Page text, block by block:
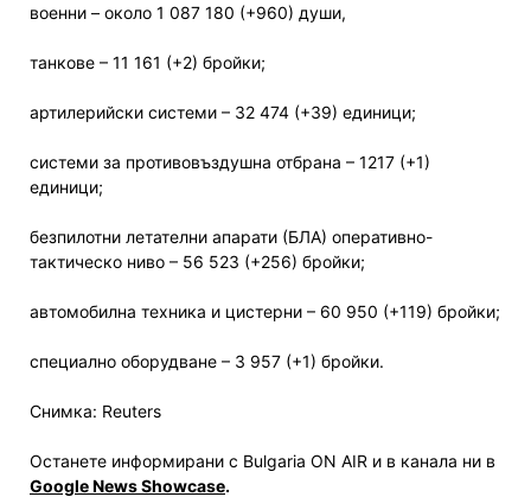
военни – около 1 087 180 (+960) души,
танкове – 11 161 (+2) бройки;
артилерийски системи – 32 474 (+39) единици;
системи за противовъздушна отбрана – 1217 (+1)
единици;
безпилотни летателни апарати (БЛА) оперативно-
тактическо ниво – 56 523 (+256) бройки;
автомобилна техника и цистерни – 60 950 (+119) бройки;
специално оборудване – 3 957 (+1) бройки.
Снимка: Reuters
Останете информирани с Bulgaria ON AIR и в канала ни в
Google News Showcase.